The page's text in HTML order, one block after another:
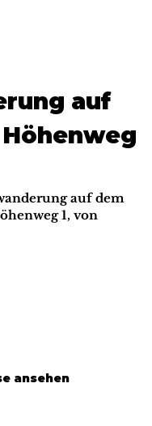
ansehen
auf
auf dem
1, von